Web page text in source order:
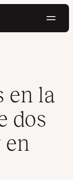
(2FA) y en
en la
dos
en